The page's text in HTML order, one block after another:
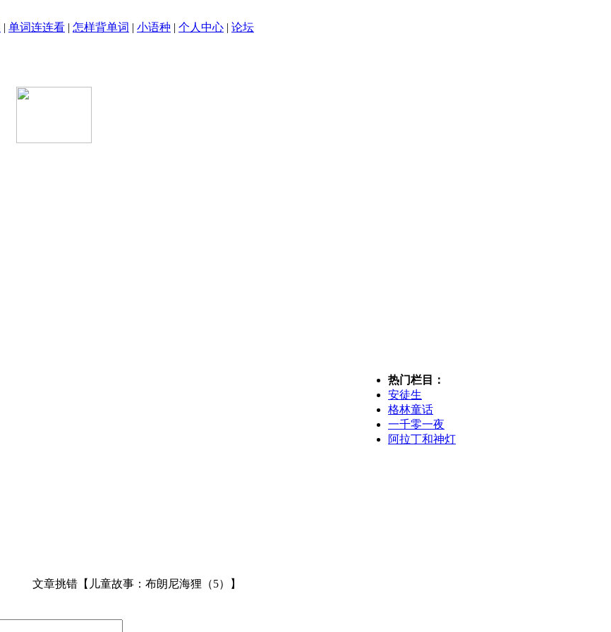
| 单词连连看 | 怎样背单词 | 小语种 | 个人中心 | 论坛
热门栏目：
安徒生
格林童话
一千零一夜
阿拉丁和神灯
文章挑错【儿童故事：布朗尼海狸（5）】